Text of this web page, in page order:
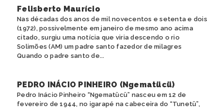
Felisberto Maurício
Nas décadas dos anos de mil novecentos e setenta e dois
(1972), possivelmente em janeiro de mesmo ano acima
citado, surgiu uma notícia que viria descendo o rio
Solimões (AM) um padre santo fazedor de milagres
Quando o padre santo de...
PEDRO INÁCIO PINHEIRO (Ngematücü)
Pedro Inácio Pinheiro “Ngematücü” nasceu em 12 de
fevereiro de 1944, no igarapé na cabeceira do “Tunetü”,